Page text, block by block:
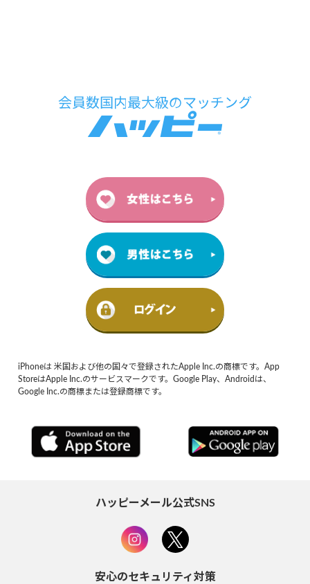
iPhoneは 米国および他の国々で登録されたApple Inc.の商標です。App
StoreはApple Inc.のサービスマークです。Google Play、Androidは、
Google Inc.の商標または登録商標です。
ハッピーメール公式SNS
安心のセキュリティ対策